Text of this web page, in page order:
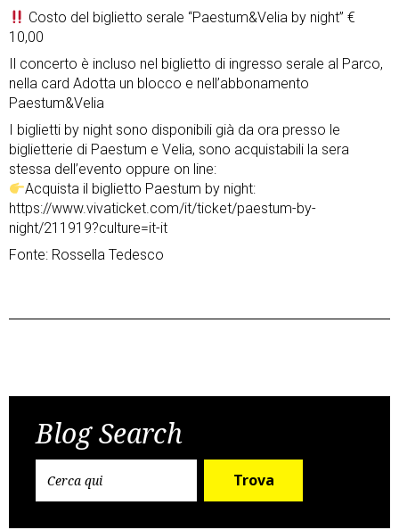
Costo del biglietto serale “Paestum&Velia by night” €
10,00
Il concerto è incluso nel biglietto di ingresso serale al Parco,
nella card Adotta un blocco e nell’abbonamento
Paestum&Velia
I biglietti by night sono disponibili già da ora presso le
biglietterie di Paestum e Velia, sono acquistabili la sera
stessa dell’evento oppure on line:
Acquista il biglietto Paestum by night:
https://www.vivaticket.com/it/ticket/paestum-by-
night/211919?culture=it-it
Fonte: Rossella Tedesco
navigation
Blog Search
Trova